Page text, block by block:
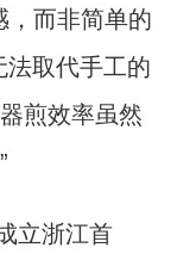
，而非简单的
法取代手工的
煎效率虽然
立浙江首